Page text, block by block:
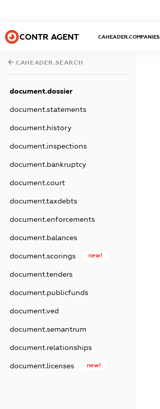
CONTR AGENT CAHEADER.COMPANIES
CAHEADER.SEARCH
document.dossier
document.statements
document.history
document.inspections
document.bankruptcy
document.court
document.taxdebts
document.enforcements
document.balances
document.scorings new!
document.tenders
document.publicfunds
document.ved
document.semantrum
document.relationships
document.licenses new!